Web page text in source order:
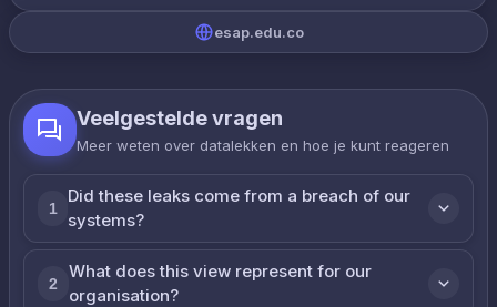
esap.edu.co
Veelgestelde vragen
Meer weten over datalekken en hoe je kunt reageren
1
Did these leaks come from a breach of our
systems?
2
What does this view represent for our
organisation?